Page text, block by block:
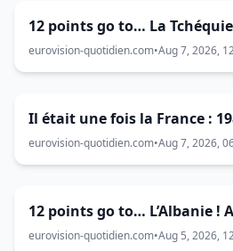
12 points go to… La
eurovision-quotidien.com•Aug 7, 2026,
Il était une fois la France :
eurovision-quotidien.com•Aug 7, 2026,
12 points go to… L’Albanie !
eurovision-quotidien.com•Aug 5, 2026,